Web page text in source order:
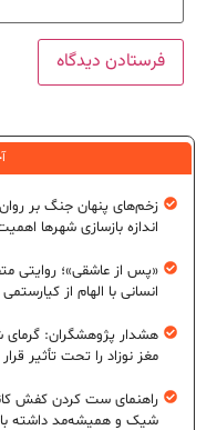
زخم‌های پنهان جنگ بر
اندازه بازسازی شهرها
«پس از عاشقی»؛ روایتی
انسانی با الهام از کیارستمی
هشدار پژوهشگران: گرمای
مغز نوزاد را تحت تأثیر
شیک و همیشه‌مد داشته